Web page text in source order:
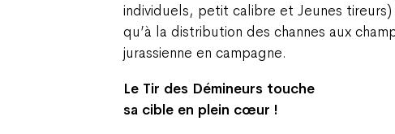
individuels, petit calibre et Jeunes tireurs)
qu’à la distribution des channes aux
jurassienne en campagne.
Le Tir des Démineurs touche
sa cible en plein cœur !